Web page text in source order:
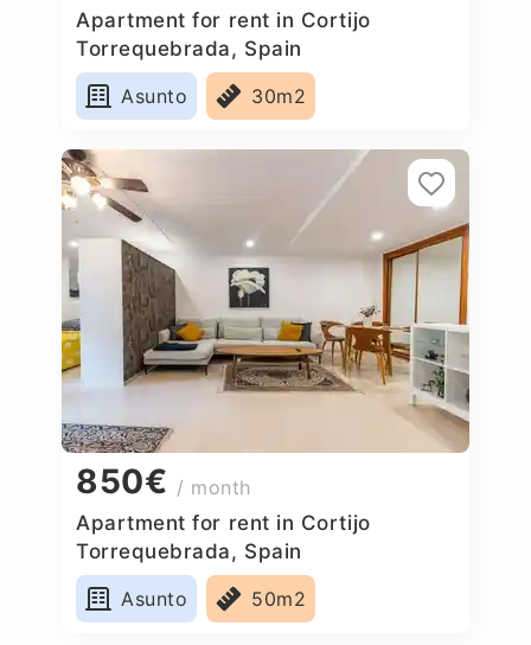
Apartment for rent in Cortijo
Torrequebrada, Spain
Asunto
30m2
850€ / month
Apartment for rent in Cortijo
Torrequebrada, Spain
Asunto
50m2